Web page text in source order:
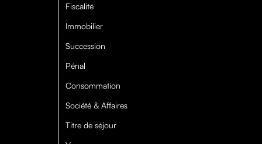
Fiscalité
Immobilier
Succession
Pénal
Consommation
Société & Affaires
Titre de séjour